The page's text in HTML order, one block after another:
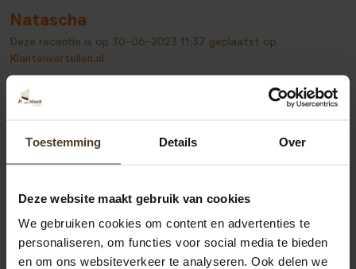
Toestemming Details Over
Deze website maakt gebruik van cookies
We gebruiken cookies om content en advertenties te
personaliseren, om functies voor social media te bieden
en om ons websiteverkeer te analyseren. Ook delen we
Natascha
Deze recentie is op 30-06-2023 11:37 geplaatst op
Klantenvertellen.nl
Alles is vrij snel geregeld en vakkundig geplaatst, wij zijn
blij met onze nieuwe schutting!